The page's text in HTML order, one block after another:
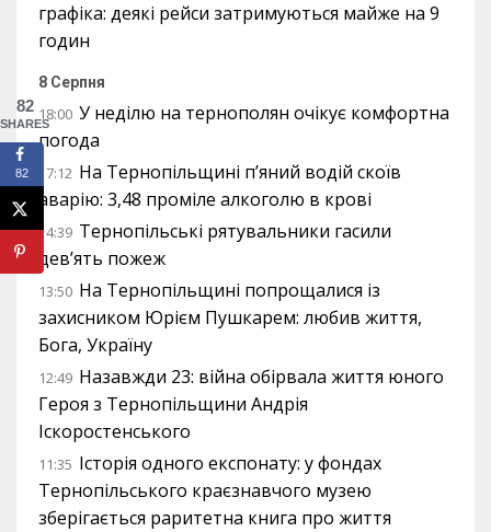
графіка: деякі рейси затримуються майже на 9
годин
8 Серпня
18:00 У неділю на тернополян очікує комфортна
погода
17:12 На Тернопільщині п’яний водій скоїв
аварію: 3,48 проміле алкоголю в крові
14:39 Тернопільські рятувальники гасили
дев’ять пожеж
13:50 На Тернопільщині попрощалися із
захисником Юрієм Пушкарем: любив життя,
Бога, Україну
12:49 Назавжди 23: війна обірвала життя юного
Героя з Тернопільщини Андрія
Іскоростенського
11:35 Історія одного експонату: у фондах
Тернопільського краєзнавчого музею
зберігається раритетна книга про життя
82
SHARES
82